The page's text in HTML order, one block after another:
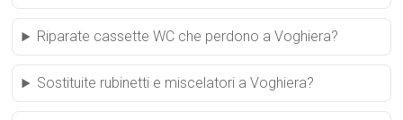
Riparate cassette WC che perdono a Voghiera?
Sostituite rubinetti e miscelatori a Voghiera?